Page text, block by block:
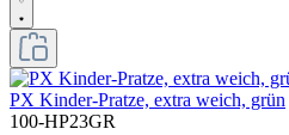
PX Kinder-Pratze, extra weich, grün
100-HP23GR